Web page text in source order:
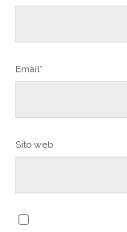
Email*
Sito web